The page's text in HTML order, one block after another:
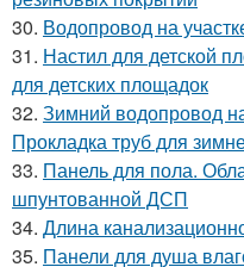
30. Водопровод на
31. Настил для детской
для детских площадок
32. Зимний водопровод
Прокладка труб для
33. Панель для пола.
шпунтованной ДСП
34. Длина
35. Панели для душа